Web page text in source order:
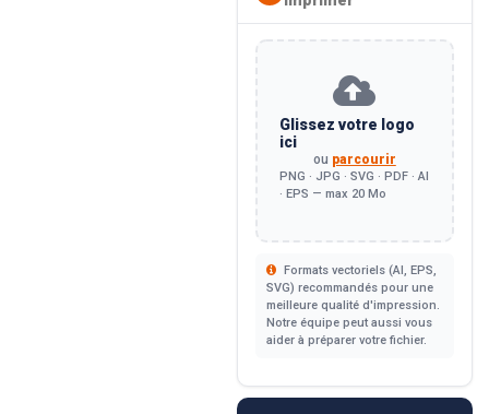
Glissez votre logo
ici
ou parcourir
PNG · JPG · SVG · PDF · AI
· EPS — max 20 Mo
Formats vectoriels (AI, EPS,
SVG) recommandés pour une
meilleure qualité d'impression.
Notre équipe peut aussi vous
aider à préparer votre fichier.